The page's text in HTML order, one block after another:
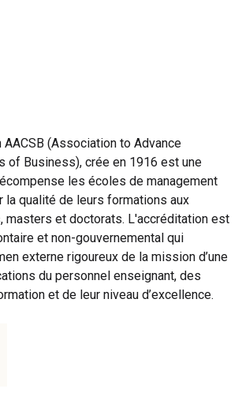
AACSB (Association to Advance
of Business), crée en 1916 est une
les écoles de management
la qualité de leurs formations aux
masters et doctorats. L'accréditation est
et non-gouvernemental qui
externe rigoureux de la mission d’une
du personnel enseignant, des
et de leur niveau d’excellence.